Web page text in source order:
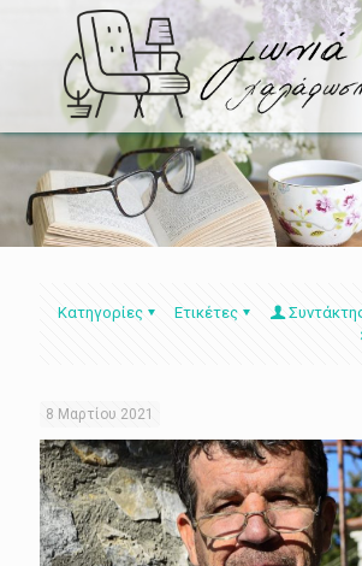
Κατηγορίες Ετικέτες
8 Μαρτίου 2021